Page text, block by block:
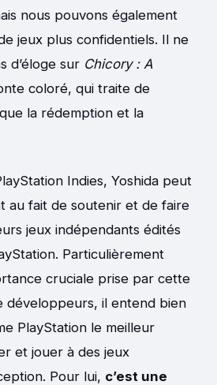
nous pouvons également
jeux plus confidentiels. Il ne
d’éloge sur Chicory : A
coloré, qui traite de
la rédemption et la
Indies, Yoshida peut
au fait de soutenir et de faire
jeux indépendants édités
Particulièrement
cruciale prise par cette
développeurs, il entend bien
PlayStation le meilleur
et jouer à des jeux
Pour lui, c’est une